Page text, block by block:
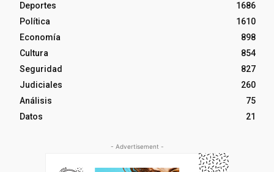
Deportes
1686
Política
1610
Economía
898
Cultura
854
Seguridad
827
Judiciales
260
Análisis
75
Datos
21
- Advertisement -